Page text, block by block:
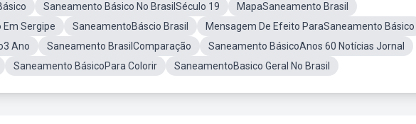
Saneamento Básico No BrasilSéculo 19
MapaSaneamento Brasil
Em Sergipe
SaneamentoBáscio Brasil
Mensagem De Efeito ParaSaneamento Básico
Ano
Saneamento BrasilComparação
Saneamento BásicoAnos 60 Notícias Jornal
Saneamento BásicoPara Colorir SaneamentoBasico Geral No Brasil